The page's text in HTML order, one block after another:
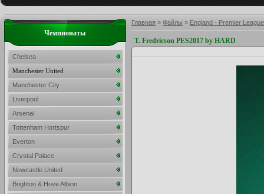
Главная » Файлы » England - Premier League
T. Fredricson PES2017 by HARD
Чемпионаты
Chelsea
Manchester United
Manchester City
Liverpool
Arsenal
Tottenham Hortspur
Everton
Crystal Palace
Newcastle United
Brighton & Hove Albion